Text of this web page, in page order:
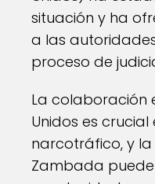
situación y ha
a las
proceso de
La colaboración
Unidos es
narcotráfico, y
Zambada